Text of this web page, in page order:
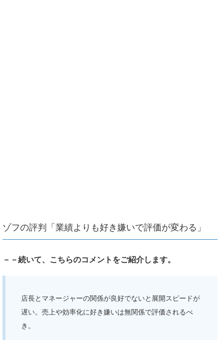
ゾフの評判「業績よりも好き嫌いで評価が変わる」
－－続いて、こちらのコメントをご紹介します。
店長とマネージャーの関係が良好でないと展開スピードが
遅い。売上や効率化に好き嫌いは無関係で評価されるべ
き。